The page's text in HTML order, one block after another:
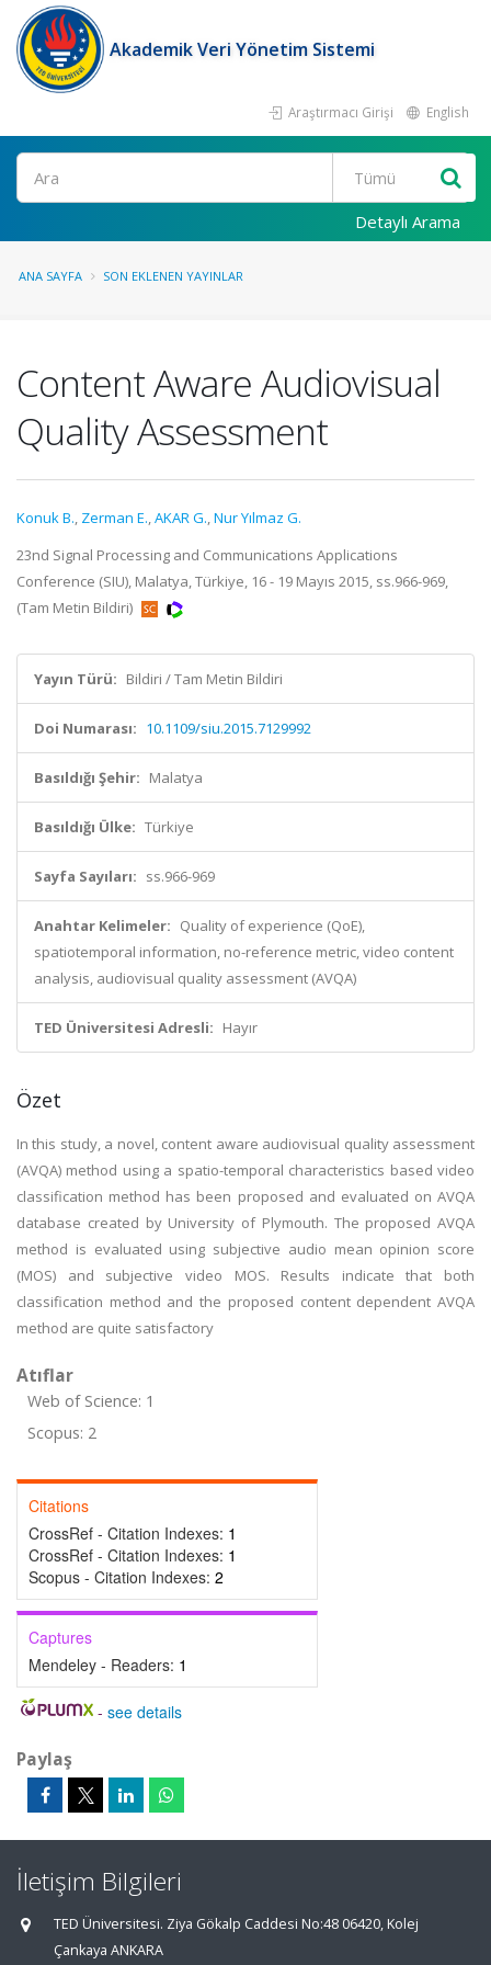
Akademik Veri Yönetim Sistemi
Araştırmacı Girişi English
Ara
Detaylı Arama
ANA SAYFA SON EKLENEN YAYINLAR
Content Aware Audiovisual
Quality Assessment
Konuk B., Zerman E.,AKAR G.,Nur Yılmaz G.
23nd Signal Processing and Communications Applications
Conference (SIU), Malatya, Türkiye, 16 - 19 Mayıs 2015, ss.966-969,
(Tam Metin Bildiri)
Yayın Türü: Bildiri / Tam Metin Bildiri
Doi Numarası: 10.1109/siu.2015.7129992
Basıldığı Şehir: Malatya
Basıldığı Ülke: Türkiye
Sayfa Sayıları: ss.966-969
Anahtar Kelimeler: Quality of experience (QoE),
spatiotemporal information, no-reference metric, video content
analysis, audiovisual quality assessment (AVQA)
TED Üniversitesi Adresli: Hayır
Özet
In this study, a novel, content aware audiovisual quality assessment
(AVQA) method using a spatio-temporal characteristics based video
classification method has been proposed and evaluated on AVQA
database created by University of Plymouth. The proposed AVQA
method is evaluated using subjective audio mean opinion score
(MOS) and subjective video MOS. Results indicate that both
classification method and the proposed content dependent AVQA
method are quite satisfactory
Atıflar
Web of Science: 1
Scopus: 2
Citations
CrossRef - Citation Indexes: 1
CrossRef - Citation Indexes: 1
Scopus - Citation Indexes: 2
Captures
Mendeley - Readers: 1
- see details
Paylaş
İletişim Bilgileri
TED Üniversitesi. Ziya Gökalp Caddesi No:48 06420, Kolej
Çankaya ANKARA